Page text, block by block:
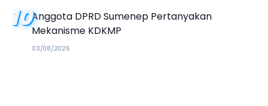
10Anggota DPRD Sumenep Pertanyakan
Mekanisme KDKMP
03/08/2026